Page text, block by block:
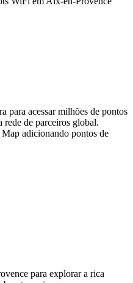
para acessar milhões de pontos
de parceiros global.
adicionando pontos de
para explorar a rica